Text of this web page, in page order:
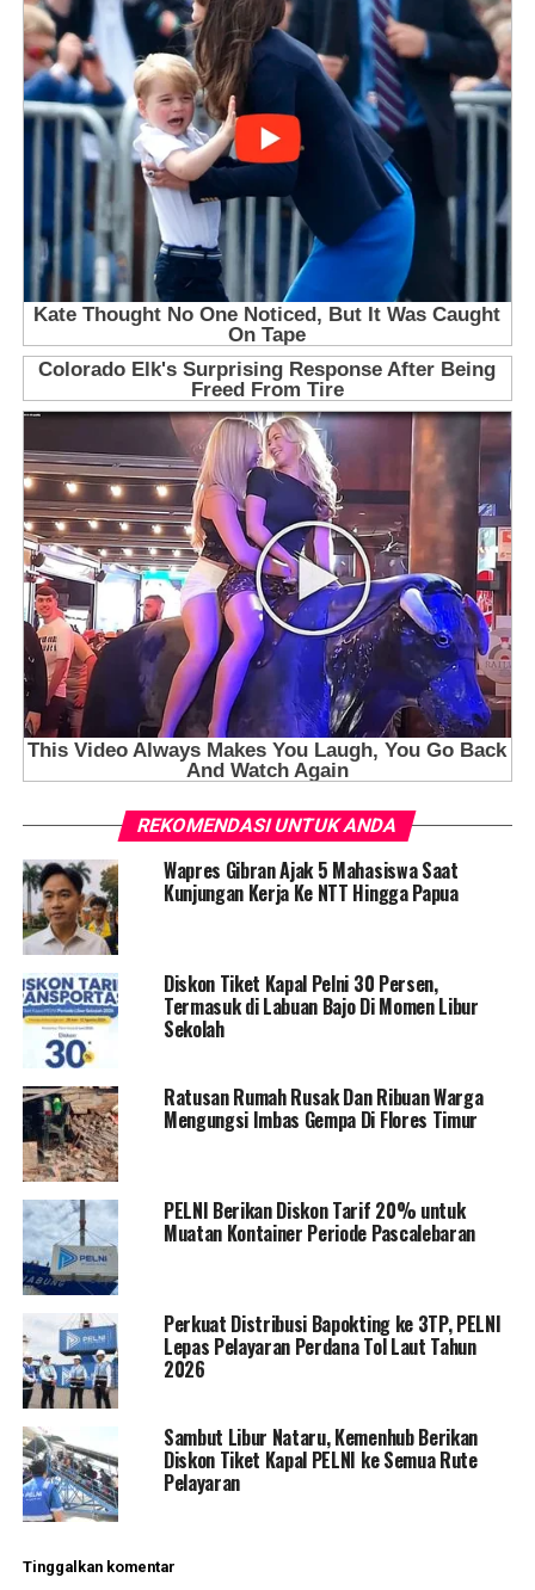
REKOMENDASI UNTUK ANDA
Wapres Gibran Ajak 5 Mahasiswa Saat
Kunjungan Kerja Ke NTT Hingga Papua
Diskon Tiket Kapal Pelni 30 Persen,
Termasuk di Labuan Bajo Di Momen Libur
Sekolah
Ratusan Rumah Rusak Dan Ribuan Warga
Mengungsi Imbas Gempa Di Flores Timur
PELNI Berikan Diskon Tarif 20% untuk
Muatan Kontainer Periode Pascalebaran
Perkuat Distribusi Bapokting ke 3TP, PELNI
Lepas Pelayaran Perdana Tol Laut Tahun
2026
Sambut Libur Nataru, Kemenhub Berikan
Diskon Tiket Kapal PELNI ke Semua Rute
Pelayaran
Tinggalkan komentar